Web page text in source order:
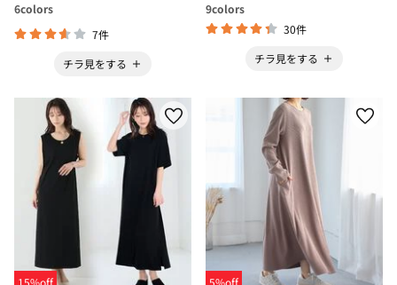
6colors
7件
チラ見をする
9colors
30件
チラ見をする
15%off 5%off